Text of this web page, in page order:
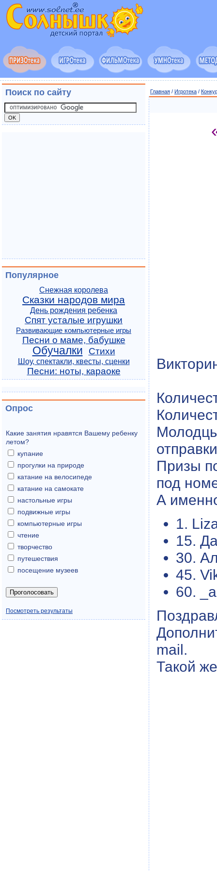
Главная / Игротека /
Призы
под
А
1.
15.
30.
45.
60.
mail.
Такой
Поиск по сайту
Популярное
Снежная королева
Сказки народов мира
День рождения ребенка
Спят усталые игрушки
Развивающие компьютерные игры
Песни о маме, бабушке
Обучалки Стихи
Шоу, спектакли, квесты, сценки
Песни: ноты, караоке
Опрос
Какие занятия нравятся Вашему ребенку
летом?
купание
прогулки на природе
катание на велосипеде
катание на самокате
настольные игры
подвижные игры
компьютерные игры
чтение
творчество
путешествия
посещение музеев
Посмотреть результаты